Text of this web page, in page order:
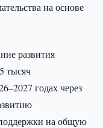
на основе
развития
тысяч
годах через
на общую